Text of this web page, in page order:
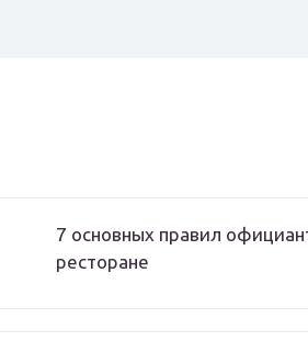
7 основных правил
ресторане